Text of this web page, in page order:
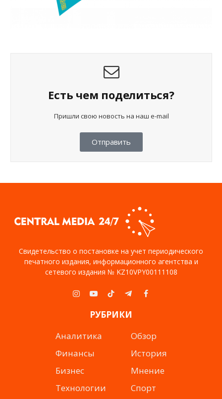
Есть чем поделиться?
Пришли свою новость на наш e-mail
Отправить
Свидетельство о постановке на учет периодического
печатного издания, информационного агентства и
сетевого издания № KZ10VPY00111108
Instagram
YouTubeTikTokTelegramFacebook
РУБРИКИ
Аналитика
Финансы
Бизнес
Технологии
Обзор
История
Мнение
Спорт